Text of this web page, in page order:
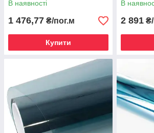
В наявності
1 476,77 ₴/пог.м
Купити
В
2 891